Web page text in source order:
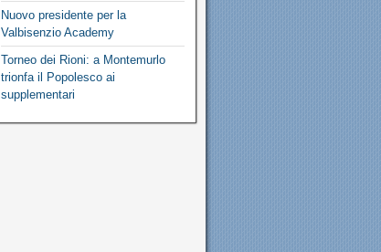
Nuovo presidente per la
Valbisenzio Academy
Torneo dei Rioni: a Montemurlo
trionfa il Popolesco ai
supplementari